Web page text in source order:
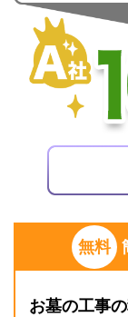
無料
お墓の工事